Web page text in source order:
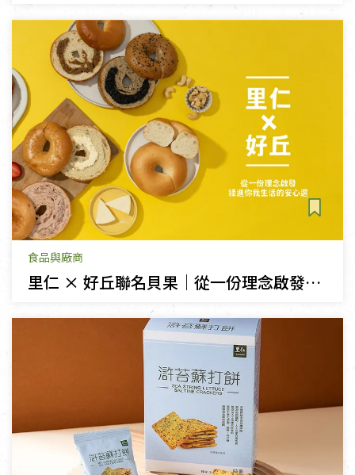
食品與廠商
里仁 × 好丘聯名貝果｜從一份理念啟發，揉進你我生活的安心選擇